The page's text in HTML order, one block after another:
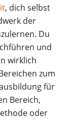
, dich selbst
der
Du
und
wirklich
zum
für
Bereich,
oder